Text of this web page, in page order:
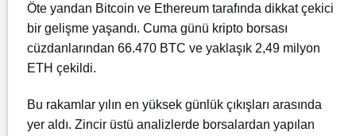
Öte yandan Bitcoin ve Ethereum tarafında dikkat çekici
bir gelişme yaşandı. Cuma günü kripto borsası
cüzdanlarından 66.470 BTC ve yaklaşık 2,49 milyon
ETH çekildi.
Bu rakamlar yılın en yüksek günlük çıkışları arasında
yer aldı. Zincir üstü analizlerde borsalardan yapılan